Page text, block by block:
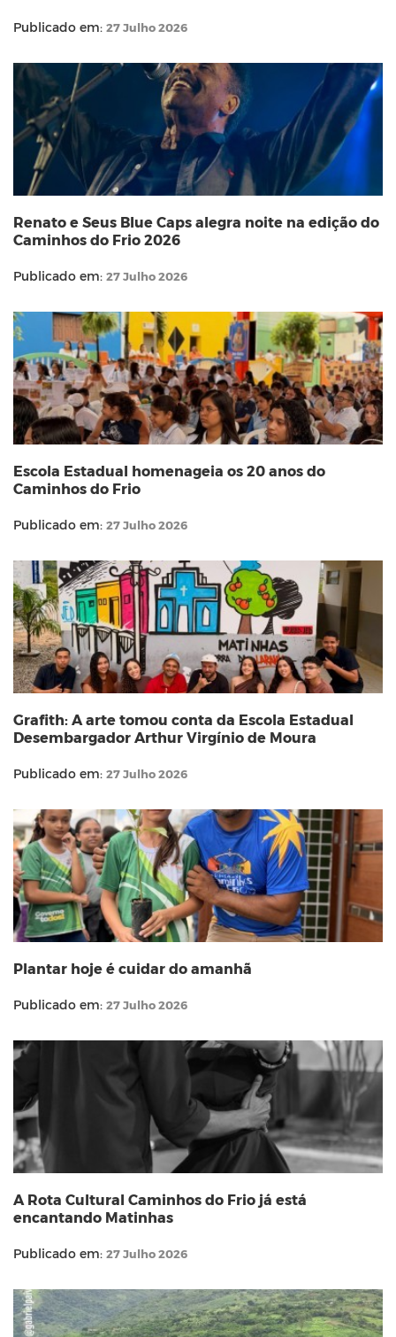
Publicado em: 27 Julho 2026
Renato e Seus Blue Caps alegra noite na edição do
Caminhos do Frio 2026
Publicado em: 27 Julho 2026
Escola Estadual homenageia os 20 anos do
Caminhos do Frio
Publicado em: 27 Julho 2026
Grafith: A arte tomou conta da Escola Estadual
Desembargador Arthur Virgínio de Moura
Publicado em: 27 Julho 2026
Plantar hoje é cuidar do amanhã
Publicado em: 27 Julho 2026
A Rota Cultural Caminhos do Frio já está
encantando Matinhas
Publicado em: 27 Julho 2026